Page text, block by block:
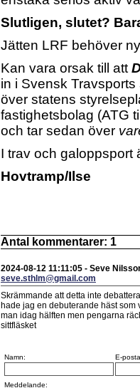
Slutligen, slutet?
Jätten LRF behöver
Kan vara orsak till att
in i Svensk
över statens
fastighetsbolag (ATG
och tar sedan över
I trav och galoppsport
Hovtramp/Ilse
Antal kommentarer: 1
2024-08-12 11:11:05 - Seve
seve.sthlm@gmail.com
Skrämmande att detta inte
hade jag en debuterande häst som
man idag hälften men pengarna
sittfläsket
Namn: E-
Meddelande: